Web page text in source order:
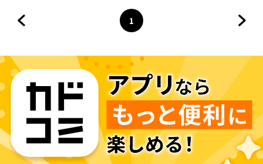
ページ
1
へ